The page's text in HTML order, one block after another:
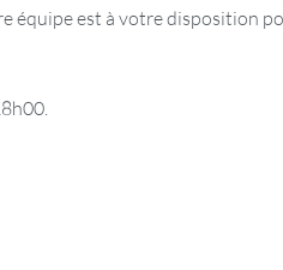
équipe est à votre disposition